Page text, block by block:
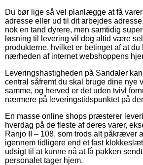
Du bør lige så vel planlægge at få
adresse eller ud til dit arbejdes
nok en tand dyrere, men samtidig
løsning til levering vil dog altid være
produkterne, hvilket er betinget af at
nærheden af internet webshoppens
Leveringshastigheden på Sandaler
central såfremt du skal bruge dine nye
samme, og herved er det uden tvivl
nærmere på leveringstidspunktet på
En masse online shops præsterer
hverdag på de fleste af deres varer,
Ranjo II – 108, som trods alt påkræver
igennem tidligere end et fast
udsigt til at kunne nå at få pakken
personalet tager hjem.